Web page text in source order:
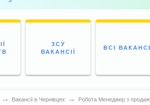
ЗСУ
ВАКАНСІЇ
ВСІ
→ Вакансії в Чернівцях → Робота Менеджер з